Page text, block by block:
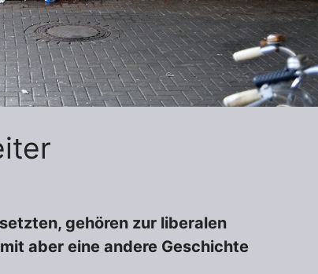
gehören zur liberalen
aber eine andere Geschichte